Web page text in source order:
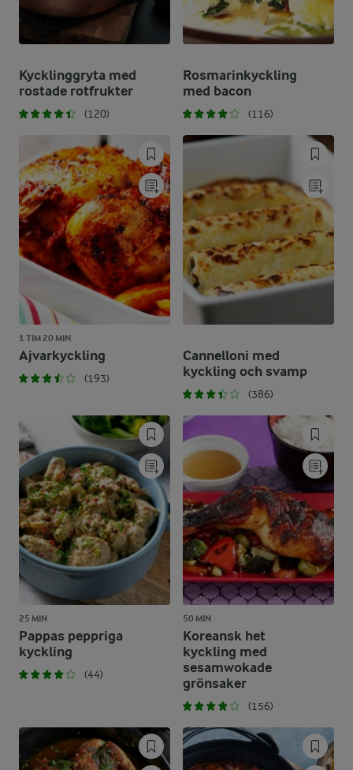
Kycklinggryta med
rostade rotfrukter
(120)
Rosmarinkyckling
med bacon
(116)
1 TIM 20 MIN
Ajvarkyckling
(193)
Cannelloni med
kyckling och svamp
(386)
25 MIN
Pappas peppriga
kyckling
(44)
50 MIN
Koreansk het
kyckling med
sesamwokade
grönsaker
(156)